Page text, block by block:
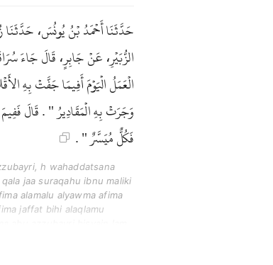
حَدَّثَنَا أَحْمَدُ بْنُ يُونُسَ، حَدَّثَنَا
الزُّبَيْرِ، عَنْ جَابِرٍ، قَالَ جَاءَ
الْعَمَلُ الْيَوْمَ أَفِيمَا جَفَّتْ بِهِ
وَجَرَتْ بِهِ الْمَقَادِيرُ " . قَالَ
فَكُلٌّ مُيَسَّرٌ " .
h wahaddatsana
jaa suraqahu ibnu maliki
alamalu alyawma afima
jaffat bihi alaqlamu